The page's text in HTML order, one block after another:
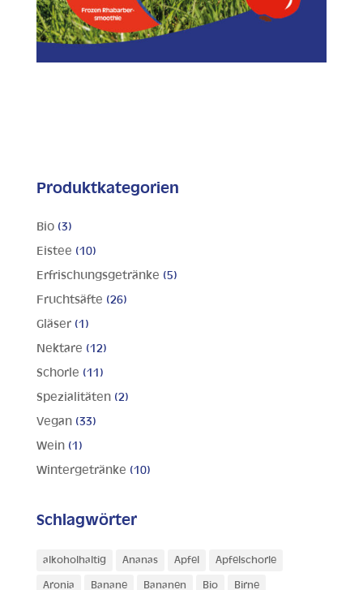
Produktkategorien
Bio (3)
Eistee (10)
Erfrischungsgetränke (5)
Fruchtsäfte (26)
Gläser (1)
Nektare (12)
Schorle (11)
Spezialitäten (2)
Vegan (33)
Wein (1)
Wintergetränke (10)
Schlagwörter
alkoholhaltig Ananas Apfel Apfelschorle
Aronia Banane Bananen Bio Birne